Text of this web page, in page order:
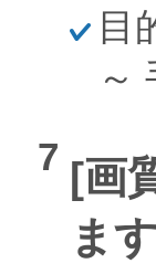
ほ
そ
く
目
～
画
ま